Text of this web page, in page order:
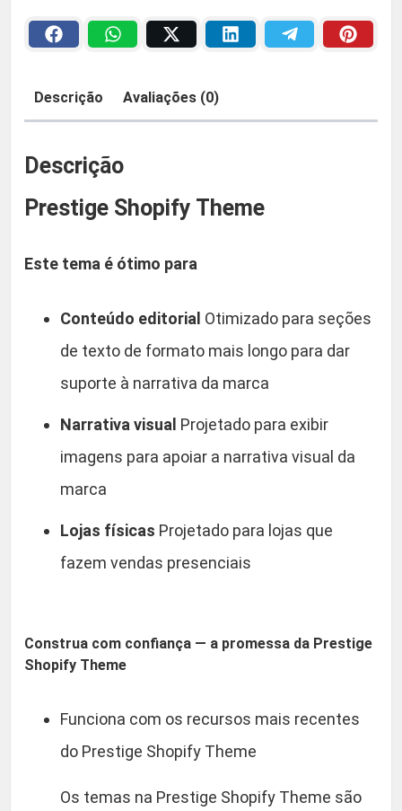
a
R
9
,
9
.
2
,
i
y
Descrição Avaliações (0)
Descrição
Prestige Shopify Theme
Este tema é ótimo para
Conteúdo editorial Otimizado para seções
de texto de formato mais longo para dar
suporte à narrativa da marca
Narrativa visual Projetado para exibir
imagens para apoiar a narrativa visual da
marca
Lojas físicas Projetado para lojas que
fazem vendas presenciais
Construa com confiança — a promessa da Prestige
Shopify Theme
Funciona com os recursos mais recentes
do Prestige Shopify Theme
Os temas na Prestige Shopify Theme são